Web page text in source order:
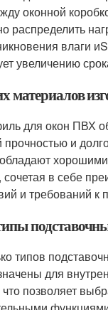
оконной
распределить
влаги
увеличению
материалов
для окон ПВХ
и
в себе
и требований к
типов
для
позволяет